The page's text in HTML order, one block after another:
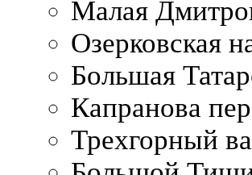
Малая
Озерковская
Большая
Капранова
Трехгорный